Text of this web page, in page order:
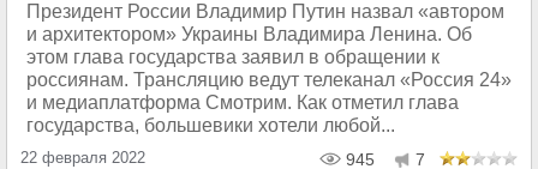
Президент России Владимир Путин назвал «автором
и архитектором» Украины Владимира Ленина. Об
этом глава государства заявил в обращении к
россиянам. Трансляцию ведут телеканал «Россия 24»
и медиаплатформа Смотрим. Как отметил глава
государства, большевики хотели любой...
22 февраля 2022 945 7